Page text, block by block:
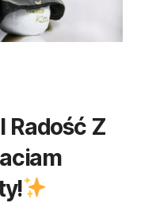
Radość Z